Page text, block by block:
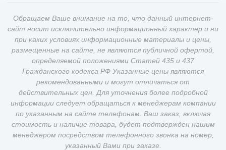
Обращаем Ваше внимание на то, что данный интернет-
сайт носит исключительно информационный характер и ни
при каких условиях информационные материалы и цены,
размещенные на сайте, не являются публичной офертой,
определяемой положениями Статей 435 и 437
Гражданского кодекса РФ Указанные цены являются
рекомендованными и могут отличаться от
действительных цен. Для уточнения более подробной
информации следует обращаться к менеджерам компании
по указанным на сайте телефонам. Ваш заказ, включая
стоимость и наличие товара, будет подтвержден нашим
менеджером посредством телефонного звонка на номер,
указанный Вами при заказе.